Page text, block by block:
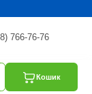
766-76-76
Кошик